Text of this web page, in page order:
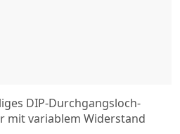
DIP-Durchgangsloch-
mit variablem Widerstand